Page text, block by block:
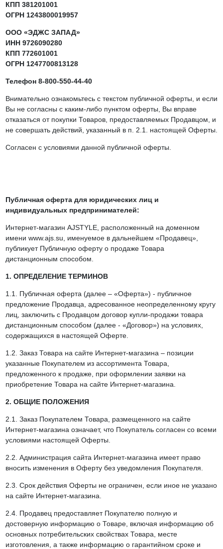
КПП 381201001
ОГРН 1243800019957
ООО «ЭДЖС ЗАПАД»
ИНН 9726090280
КПП 772601001
ОГРН 1247700813128
Телефон 8-800-550-44-40
Внимательно ознакомьтесь с текстом публичной оферты, и если
Вы не согласны с каким-либо пунктом оферты, Вы вправе
отказаться от покупки Товаров, предоставляемых Продавцом, и
не совершать действий, указанный в п. 2.1. настоящей Оферты.
Согласен с условиями данной публичной оферты.
Публичная оферта для юридических лиц и
индивидуальных предпринимателей:
Интернет-магазин AJSTYLE, расположенный на доменном
имени www.ajs.su, именуемое в дальнейшем «Продавец»,
публикует Публичную оферту о продаже Товара
дистанционным способом.
1. ОПРЕДЕЛЕНИЕ ТЕРМИНОВ
1.1. Публичная оферта (далее – «Оферта») - публичное
предложение Продавца, адресованное неопределенному кругу
лиц, заключить с Продавцом договор купли-продажи товара
дистанционным способом (далее - «Договор») на условиях,
содержащихся в настоящей Оферте.
1.2. Заказ Товара на сайте Интернет-магазина – позиции
указанные Покупателем из ассортимента Товара,
предложенного к продаже, при оформлении заявки на
приобретение Товара на сайте Интернет-магазина.
2. ОБЩИЕ ПОЛОЖЕНИЯ
2.1. Заказ Покупателем Товара, размещенного на сайте
Интернет-магазина означает, что Покупатель согласен со всеми
условиями настоящей Оферты.
2.2. Администрация сайта Интернет-магазина имеет право
вносить изменения в Оферту без уведомления Покупателя.
2.3. Срок действия Оферты не ограничен, если иное не указано
на сайте Интернет-магазина.
2.4. Продавец предоставляет Покупателю полную и
достоверную информацию о Товаре, включая информацию об
основных потребительских свойствах Товара, месте
изготовления, а также информацию о гарантийном сроке и